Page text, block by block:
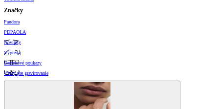
Značky
Pandora
PDPAOLA
Novinky
Výpredaj
Darčekové poukazy
Vzory pre gravírovanie